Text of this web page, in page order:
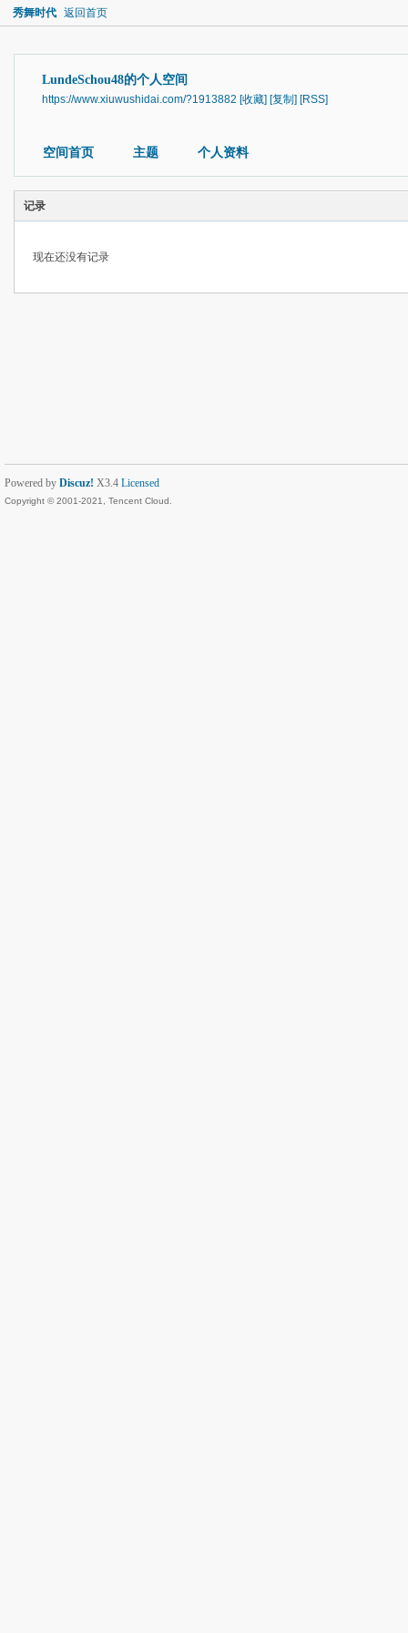
秀舞时代 返回首页
LundeSchou48的个人空间
https://www.xiuwushidai.com/?1913882 [收藏] [复制] [RSS]
空间首页 主题 个人资料
记录
现在还没有记录
Powered by Discuz! X3.4 Licensed
Copyright © 2001-2021, Tencent Cloud.